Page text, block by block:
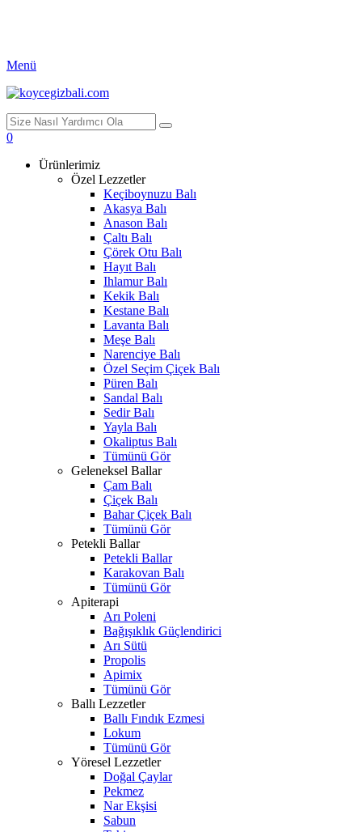
Menü
0
Ürünlerimiz
Özel Lezzetler
Keçiboynuzu Balı
Akasya Balı
Anason Balı
Çaltı Balı
Çörek Otu Balı
Hayıt Balı
Ihlamur Balı
Kekik Balı
Kestane Balı
Lavanta Balı
Meşe Balı
Narenciye Balı
Özel Seçim Çiçek Balı
Püren Balı
Sandal Balı
Sedir Balı
Yayla Balı
Okaliptus Balı
Tümünü Gör
Geleneksel Ballar
Çam Balı
Çiçek Balı
Bahar Çiçek Balı
Tümünü Gör
Petekli Ballar
Petekli Ballar
Karakovan Balı
Tümünü Gör
Apiterapi
Arı Poleni
Bağışıklık Güçlendirici
Arı Sütü
Propolis
Apimix
Tümünü Gör
Ballı Lezzetler
Ballı Fındık Ezmesi
Lokum
Tümünü Gör
Yöresel Lezzetler
Doğal Çaylar
Pekmez
Nar Ekşisi
Sabun